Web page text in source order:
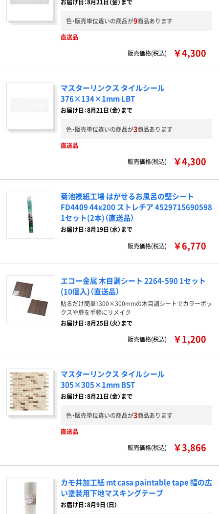
お届け日：8月21日（金）まで
色・販売単位違いの商品が9商品あります
直送品
販売価格(税込)
￥4,300
マスターリンクス タイルシール
376×134×1mm LBT
お届け日：8月21日（金）まで
色・販売単位違いの商品が3商品あります
直送品
販売価格(税込)
￥4,300
菊池襖紙工場 はがせるお風呂の壁シート
FD4409 44x200 ストレチア 4529715690598
1セット(2本)（直送品）
お届け日：8月19日（水）まで
販売価格(税込)
￥6,770
エコー金属 木目調シート 2264-590 1セット
(10個入)（直送品）
貼るだけ簡単！300×300mmの木目調シートでカラーボッ
クスや扉を手軽にリメイク
お届け日：8月25日（火）まで
販売価格(税込)
￥1,200
マスターリンクス タイルシール
305×305×1mm BST
お届け日：8月21日（金）まで
色・販売単位違いの商品が3商品あります
直送品
販売価格(税込)
￥3,866
カモ井加工紙 mt casa paintable tape 幅の広
い塗装用下地マスキングテープ
お届け日：8月9日（日）